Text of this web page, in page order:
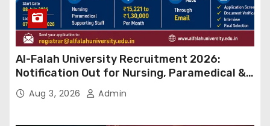
Al-Falah University Recruitment 2026:
Notification Out for Nursing, Paramedical &
Supporting Staff Posts, Apply Through Email
Aug 3, 2026 Admin